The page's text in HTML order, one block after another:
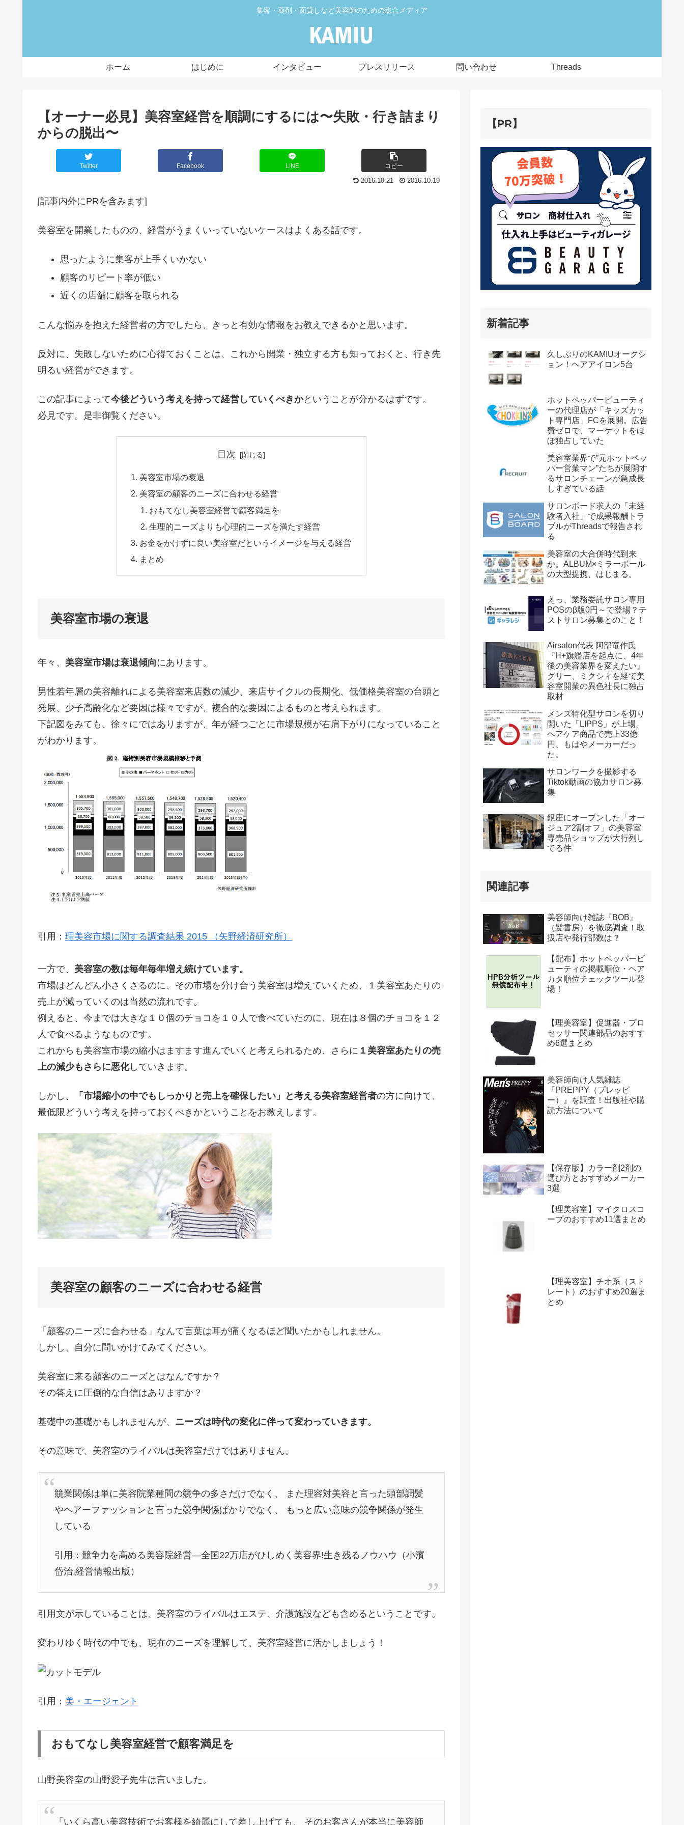
集客・薬剤・面貸しなど美容師のための総合メディア
ホーム はじめに インタビュー プレスリリース 問い合わせ Threads
【オーナー必見】美容室経営を順調にするには〜失敗・行き詰まり
からの脱出〜
Twitter Facebook LINE コピー
2016.10.21 2016.10.19
[記事内外にPRを含みます]
美容室を開業したものの、経営がうまくいっていないケースはよくある話です。
思ったように集客が上手くいかない
顧客のリピート率が低い
近くの店舗に顧客を取られる
こんな悩みを抱えた経営者の方でしたら、きっと有効な情報をお教えできるかと思います。
反対に、失敗しないために心得ておくことは、これから開業・独立する方も知っておくと、行き先
明るい経営ができます。
この記事によって今後どういう考えを持って経営していくべきかということが分かるはずです。
必見です。是非御覧ください。
目次
美容室市場の衰退
美容室の顧客のニーズに合わせる経営
おもてなし美容室経営で顧客満足を
生理的ニーズよりも心理的ニーズを満たす経営
お金をかけずに良い美容室だというイメージを与える経営
まとめ
美容室市場の衰退
年々、 美容室市場は衰退傾向にあります。
男性若年層の美容離れによる美容室来店数の減少、来店サイクルの長期化、低価格美容室の台頭と
発展、少子高齢化など要因は様々ですが、複合的な要因によるものと考えられます。
下記図をみても、徐々にではありますが、年が経つごとに市場規模が右肩下がりになっていること
がわかります。
引用： 理美容市場に関する調査結果 2015 （矢野経済研究所）
一方で、 美容室の数は毎年毎年増え続けています。
市場はどんどん小さくさるのに、その市場を分け合う美容室は増えていくため、１美容室あたりの
売上が減っていくのは当然の流れです。
例えると、今までは大きな１０個のチョコを１０人で食べていたのに、現在は８個のチョコを１２
人で食べるようなものです。
これからも美容室市場の縮小はますます進んでいくと考えられるため、さらに １美容室あたりの売
上の減少もさらに悪化していきます。
しかし、 「市場縮小の中でもしっかりと売上を確保したい」と考える美容室経営者の方に向けて、
最低限どういう考えを持っておくべきかということをお教えします。
美容室の顧客のニーズに合わせる経営
「顧客のニーズに合わせる」なんて言葉は耳が痛くなるほど聞いたかもしれません。
しかし、自分に問いかけてみてください。
美容室に来る顧客のニーズとはなんですか？
その答えに圧倒的な自信はありますか？
基礎中の基礎かもしれませんが、 ニーズは時代の変化に伴って変わっていきます。
その意味で、美容室のライバルは美容室だけではありません。
竸業関係は単に美容院業種間の竸争の多さだけでなく、 また理容対美容と言った頭部調髪
やヘアーファッションと言った竸争関係ばかりでなく、 もっと広い意味の竸争関係が発生
している
引用：競争力を高める美容院経営―全国22万店がひしめく美容界!生き残るノウハウ（小濱
岱治,経営情報出版）
引用文が示していることは、美容室のライバルはエステ、介護施設なども含めるということです。
変わりゆく時代の中でも、現在のニーズを理解して、美容室経営に活かしましょう！
引用： 美・エージェント
おもてなし美容室経営で顧客満足を
山野美容室の山野愛子先生は言いました。
「いくら高い美容技術でお客様を綺麗にして差し上げても、 そのお客さんが本当に美容師
【PR】
新着記事
久しぶりのKAMIUオークシ
ョン！ヘアアイロン5台
ホットペッパービューティ
ーの代理店が「キッズカッ
ト専門店」FCを展開。広告
費ゼロで、マーケットをほ
ぼ独占していた
美容室業界で”元ホットペッ
パー営業マン”たちが展開す
るサロンチェーンが急成長
しすぎている話
サロンボード求人の「未経
験者入社」で成果報酬トラ
ブルがThreadsで報告され
る
美容室の大合併時代到来
か。ALBUM×ミラーボール
の大型提携、はじまる。
えっ、業務委託サロン専用
POSのβ版0円～で登場？テ
ストサロン募集とのこと！
Airsalon代表 阿部竜作氏
『H+旗艦店を起点に、4年
後の美容業界を変えたい』
グリー、ミクシィを経て美
容室開業の異色社長に独占
取材
メンズ特化型サロンを切り
開いた「LIPPS」が上場。
ヘアケア商品で売上33億
円、もはやメーカーだっ
た。
サロンワークを撮影する
Tiktok動画の協力サロン募
集
銀座にオープンした「オー
ジュア2割オフ」の美容室
専売品ショップが大行列し
てる件
関連記事
美容師向け雑誌『BOB』
（髪書房）を徹底調査！取
扱店や発行部数は？
【配布】ホットペッパービ
ューティの掲載順位・ヘア
カタ順位チェックツール登
場！
【理美容室】促進器・プロ
セッサー関連部品のおすす
め6選まとめ
美容師向け人気雑誌
『PREPPY（プレッピ
ー）』を調査！出版社や購
読方法について
【保存版】カラー剤2剤の
選び方とおすすめメーカー
3選
【理美容室】マイクロスコ
ープのおすすめ11選まとめ
【理美容室】チオ系（スト
レート）のおすすめ20選ま
とめ